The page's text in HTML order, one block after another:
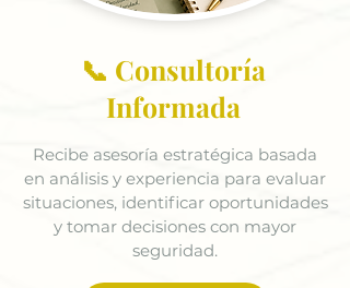
📞 Consultoría
Informada
Recibe asesoría estratégica basada
en análisis y experiencia para evaluar
situaciones, identificar oportunidades
y tomar decisiones con mayor
seguridad.